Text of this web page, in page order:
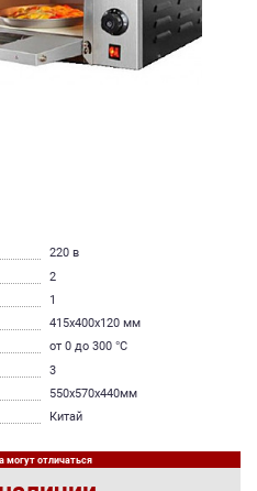
220 в
2
1
415х400х120 мм
от 0 до 300 °С
3
550х570х440мм
Китай
могут отличаться